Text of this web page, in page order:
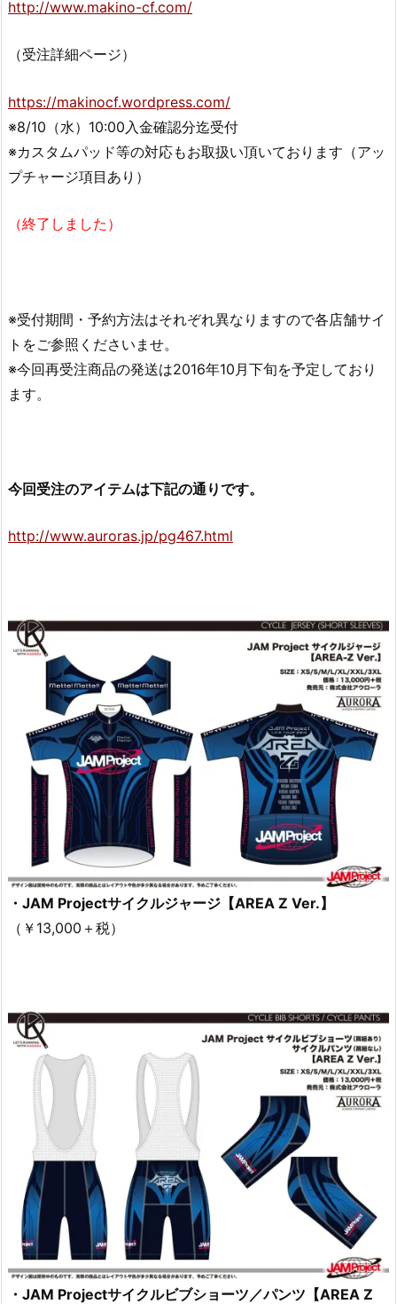
http://www.makino-cf.com/
（受注詳細ページ）
https://makinocf.wordpress.com/
※8/10（水）10:00入金確認分迄受付
※カスタムパッド等の対応もお取扱い頂いております（アッ
プチャージ項目あり）
（終了しました）
※受付期間・予約方法はそれぞれ異なりますので各店舗サイ
トをご参照くださいませ。
※今回再受注商品の発送は2016年10月下旬を予定しており
ます。
今回受注のアイテムは下記の通りです。
http://www.auroras.jp/pg467.html
・JAM Projectサイクルジャージ【AREA Z Ver.】
（￥13,000＋税）
・JAM Projectサイクルビブショーツ／パンツ【AREA Z